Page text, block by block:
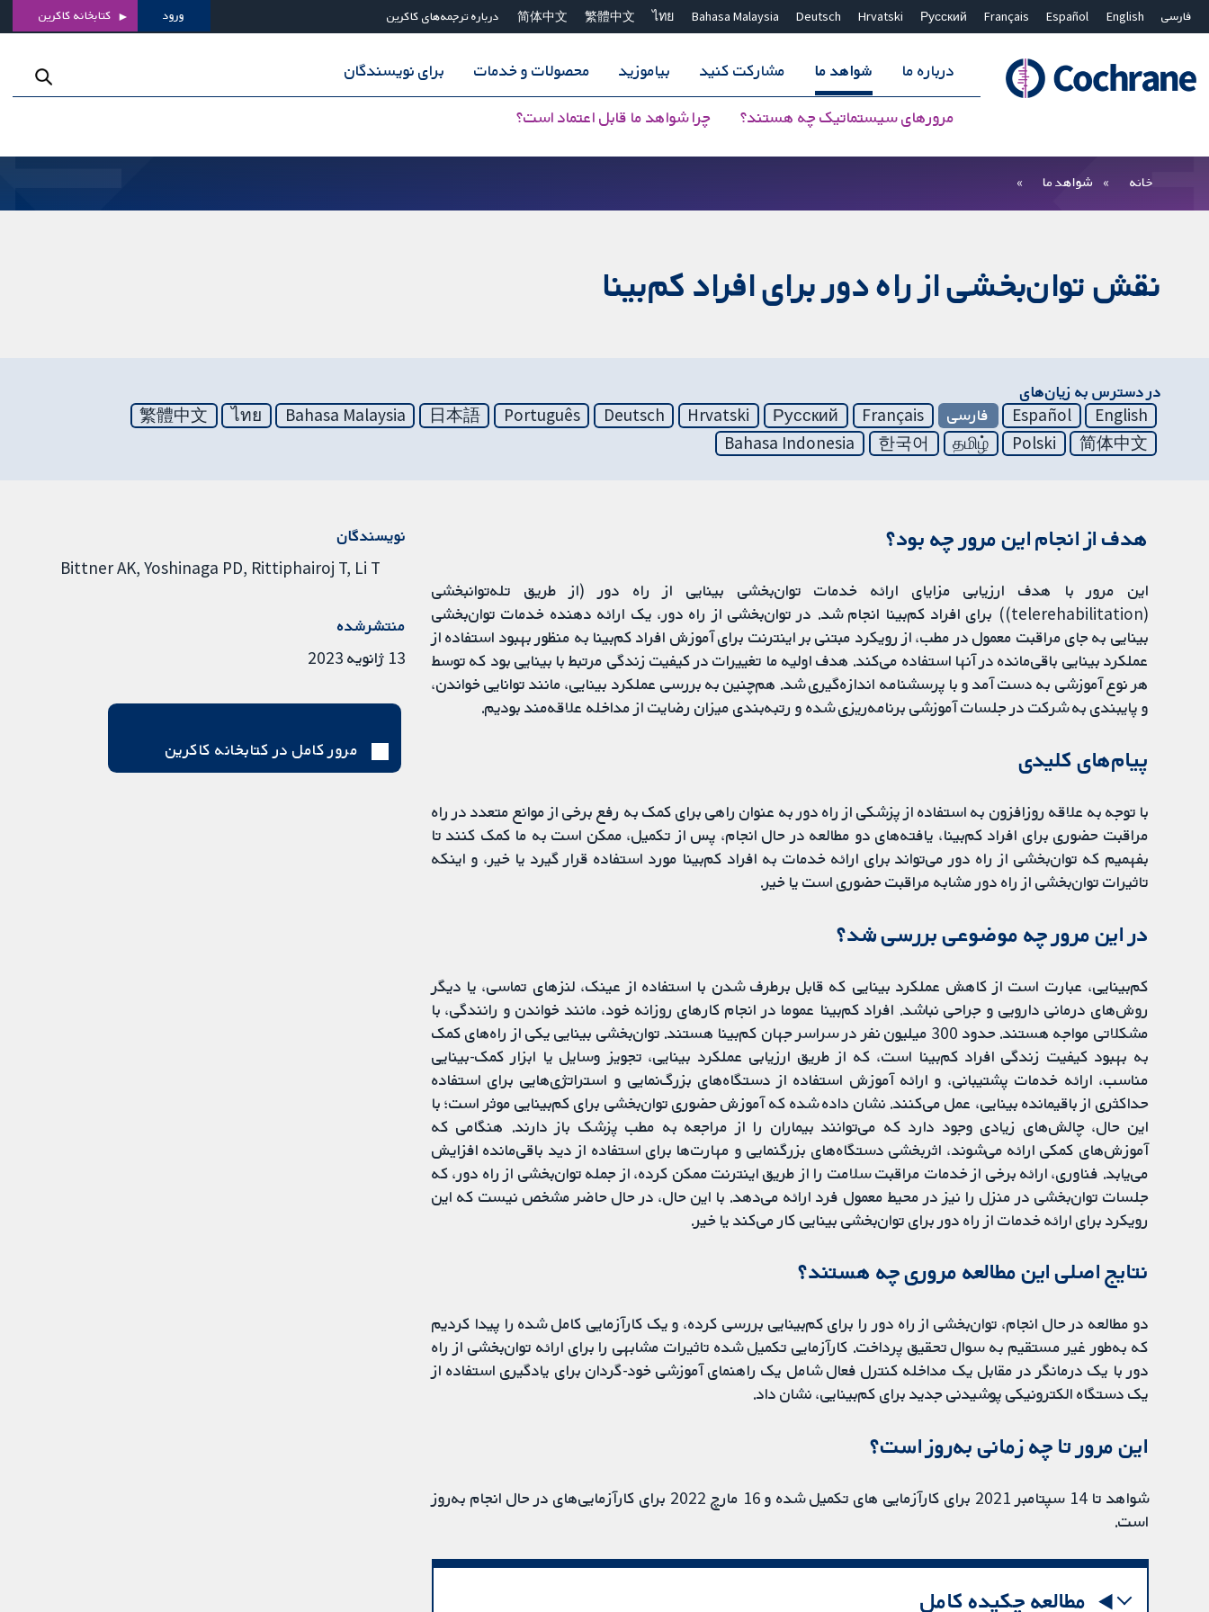
فارسی English
Español
Français
Русский
Hrvatski
Deutsch
Bahasa Malaysia
ไทย
繁體中文
简体中文 درباره ترجمه‌های کاکرین ورود کتابخانه کاکرین
درباره ما شواهد ما
مرورهای سیستماتیک چه هستند؟ چرا شواهد ما قابل اعتماد است؟
مشارکت کنید بیاموزید محصولات و خدمات برای نویسندگان
بستن جستجو ✖
خانه شواهد ما
نقش توان‌بخشی از راه دور برای افراد کم‌بینا
در دسترس به زیان‌های
English
Español فارسی Français
Русский
Hrvatski
Deutsch
Português
日本語
Bahasa Malaysia
ไทย
繁體中文
简体中文
Polski
தமிழ்
한국어
Bahasa Indonesia
هدف از انجام این مرور چه بود؟
اين مرور با هدف ارزیابی مزایای ارائه خدمات توان‌بخشی بینایی از راه دور (از طریق تله‌توانبخشی
(telerehabilitation)) برای افراد کم‌بینا انجام شد. در توان‌بخشی از راه دور، یک ارائه دهنده خدمات توان‌بخشی
بینایی به جای مراقبت معمول در مطب، از رویکرد مبتنی بر اینترنت برای آموزش افراد کم‌بینا به منظور بهبود استفاده از
عملکرد بینایی باقی‌مانده در آنها استفاده می‌کند. هدف اولیه ما تغییرات در کیفیت زندگی مرتبط با بینایی بود که توسط
هر نوع آموزشی به دست آمد و با پرسشنامه اندازه‌گیری شد. هم‌چنین به بررسی عملکرد بینایی، مانند توانایی خواندن،
و پایبندی به شرکت در جلسات آموزشی برنامه‌ریزی شده و رتبه‌بندی میزان رضایت از مداخله علاقه‌مند بودیم.
پیام‌های کلیدی
با توجه به علاقه روزافزون به استفاده از پزشکی از راه دور به عنوان راهی برای کمک به رفع برخی از موانع متعدد در راه
مراقبت حضوری برای افراد کم‌بینا، یافته‌های دو مطالعه در حال انجام، پس از تکمیل، ممکن است به ما کمک کنند تا
بفهمیم که توان‌بخشی از راه دور می‌تواند برای ارائه خدمات به افراد کم‌بینا مورد استفاده قرار گیرد یا خیر، و اینکه
تاثیرات توان‌بخشی از راه دور مشابه مراقبت حضوری است یا خیر.
در این مرور چه موضوعی بررسی شد؟
کم‌بینایی، عبارت است از کاهش عملکرد بینایی که قابل برطرف شدن با استفاده از عینک، لنزهای تماسی، یا دیگر
روش‌های درمانی دارویی و جراحی نباشد. افراد کم‌بینا عموما در انجام کارهای روزانه خود، مانند خواندن و رانندگی، با
مشکلاتی مواجه هستند. حدود 300 میلیون نفر در سراسر جهان کم‌بینا هستند. توان‌بخشی بینایی یکی از راه‌های کمک
به بهبود کیفیت زندگی افراد کم‌بینا است، که از طریق ارزیابی عملکرد بینایی، تجویز وسایل یا ابزار کمک-بینایی
مناسب، ارائه خدمات پشتیبانی، و ارائه آموزش استفاده از دستگاه‌های بزرگ‌نمایی و استراتژی‌هایی برای استفاده
حداکثری از باقیمانده بینایی، عمل می‌کنند. نشان داده شده که آموزش حضوری توان‌بخشی برای کم‌بینایی موثر است؛ با
این حال، چالش‌های زیادی وجود دارد که می‌توانند بیماران را از مراجعه به مطب پزشک باز دارند. هنگامی که
آموزش‌های کمکی ارائه می‌شوند، اثربخشی دستگاه‌های بزرگنمایی و مهارت‌ها برای استفاده از دید باقی‌مانده افزایش
می‌یابد. فناوری، ارائه برخی از خدمات مراقبت سلامت را از طریق اینترنت ممکن کرده، از جمله توان‌بخشی از راه دور، که
جلسات توان‌بخشی در منزل را نیز در محیط معمول فرد ارائه می‌دهد. با این حال، در حال حاضر مشخص نیست که این
رویکرد برای ارائه خدمات از راه دور برای توان‌بخشی بینایی کار می‌کند یا خیر.
نتایج اصلی این مطالعه مروری چه هستند؟
دو مطالعه در حال انجام، توان‌بخشی از راه دور را برای کم‌بینایی بررسی کرده، و یک کارآزمایی کامل شده را پیدا کردیم
که به‌طور غیر مستقیم به سوال تحقیق پرداخت. کارآزمایی تکمیل شده تاثیرات مشابهی را برای ارائه توان‌بخشی از راه
دور با یک درمانگر در مقابل یک مداخله کنترل فعال شامل یک راهنمای آموزشی خود-گردان برای یادگیری استفاده از
یک دستگاه الکترونیکی پوشیدنی جدید برای کم‌بینایی، نشان داد.
این مرور تا چه زمانی به‌روز‌‌ است؟
شواهد تا 14 سپتامبر 2021 برای کارآزمایی های تکمیل شده و 16 مارچ 2022 برای کارآزمایی‌های در حال انجام به‌روز
است.
مطالعه چکیده کامل
نویسندگان
Bittner AK Yoshinaga PD Rittiphairoj T Li T
منتشرشده
13 ژانویه 2023
مرور کامل در کتابخانه کاکرین